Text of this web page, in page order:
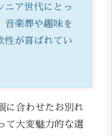
ニア世代にとっ
音楽葬や趣味を
性が喜ばれてい
に合わせたお別れ
て大変魅力的な選